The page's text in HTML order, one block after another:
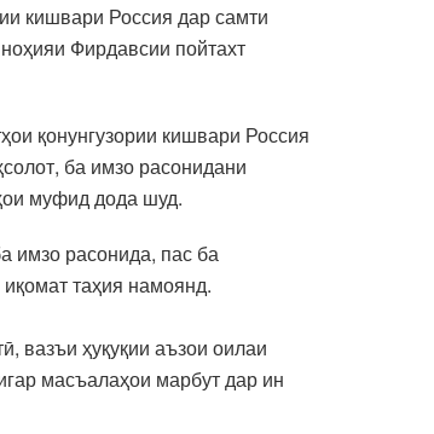
кишвари Россия дар самти
Фирдавсии пойтахт
қонунгузории кишвари Россия
ба имзо расонидани
муфид дода шуд.
имзо расонида, пас ба
таҳия намоянд.
вазъи ҳуқуқии аъзои оилаи
масъалаҳои марбут дар ин